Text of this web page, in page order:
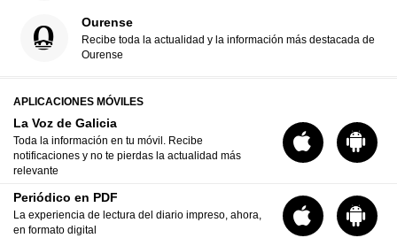
Ourense
Recibe toda la actualidad y la información más destacada de
Ourense
APLICACIONES MÓVILES
La Voz de Galicia
Toda la información en tu móvil. Recibe
notificaciones y no te pierdas la actualidad más
relevante
Periódico en PDF
La experiencia de lectura del diario impreso, ahora,
en formato digital